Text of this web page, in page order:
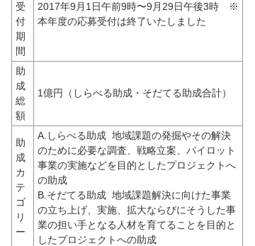
受
付
期
間
2017年9月1日午前9時〜9月29日午後3時　※
本年度の応募受付は終了いたしました
助
成
総
額
1億円（しらべる助成・そだてる助成合計）
助
成
カ
テ
ゴ
リ
ー
A.しらべる助成  地域課題の発掘やその解決
のために必要な調査、戦略立案、パイロット
事業の実施などを目的としたプロジェクトへ
の助成
B.そだてる助成  地域課題解決に向けた事業
の立ち上げ、実施、拡大ならびにそうした事
業の担い手となる人材を育てることを目的と
したプロジェクトへの助成